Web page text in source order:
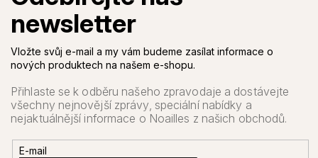
Vložte svůj e-mail a my vám budeme zasílat informace o
nových produktech na našem e-shopu.
E-mail